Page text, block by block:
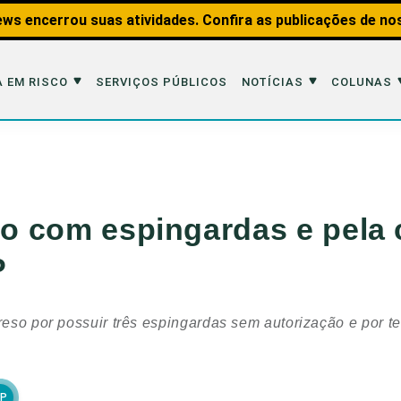
encerrou suas atividades. Confira as publicações de
EM RISCO SERVIÇOS PÚBLICOS NOTÍCIAS COLUNAS
Analisando os Fatos Educação
com espingardas e pela
por possuir três espingardas sem autorização e por